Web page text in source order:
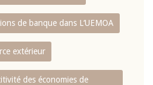
de banque dans L‘UEMOA
extérieur
des économies de